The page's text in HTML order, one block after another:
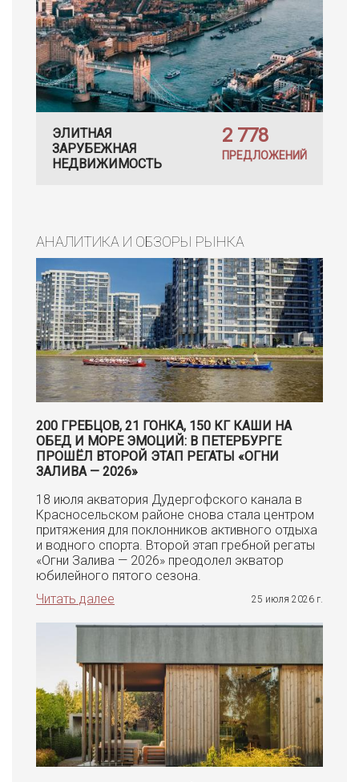
ЭЛИТНАЯ
ЗАРУБЕЖНАЯ
НЕДВИЖИМОСТЬ
2 778
ПРЕДЛОЖЕНИЙ
АНАЛИТИКА И ОБЗОРЫ РЫНКА
200 ГРЕБЦОВ, 21 ГОНКА, 150 КГ КАШИ НА
ОБЕД И МОРЕ ЭМОЦИЙ: В ПЕТЕРБУРГЕ
ПРОШЁЛ ВТОРОЙ ЭТАП РЕГАТЫ «ОГНИ
ЗАЛИВА — 2026»
18 июля акватория Дудергофского канала в
Красносельском районе снова стала центром
притяжения для поклонников активного отдыха
и водного спорта. Второй этап гребной регаты
«Огни Залива — 2026» преодолел экватор
юбилейного пятого сезона.
Читать далее
25 июля 2026 г.